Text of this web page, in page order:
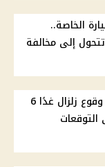
الخاصة..
إلى مخالفة
البحوث الفلكية تحسم مزاعم وقوع زلزال غدًا 6